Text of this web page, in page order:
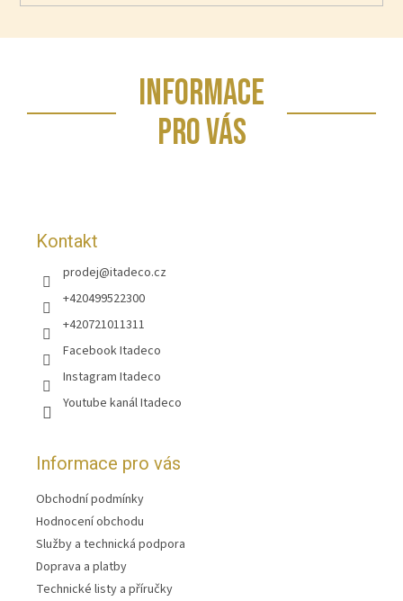
INFORMACE
PRO VÁS
Kontakt
prodej@itadeco.cz
+420499522300
+420721011311
Facebook Itadeco
Instagram Itadeco
Youtube kanál Itadeco
Informace pro vás
Obchodní podmínky
Hodnocení obchodu
Služby a technická podpora
Doprava a platby
Technické listy a příručky